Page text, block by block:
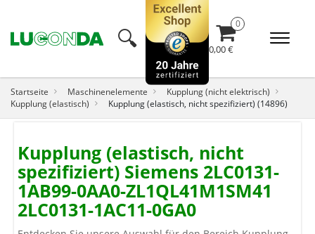
🔍︎ 0,00 €
Startseite Maschinenelemente
Kupplung (nicht elektrisch)
Kupplung (elastisch)
Kupplung (elastisch, nicht spezifiziert) (14896)
Kupplung (elastisch, nicht
spezifiziert) Siemens 2LC0131-
1AB99-0AA0-ZL1QL41M1SM41
2LC0131-1AC11-0GA0